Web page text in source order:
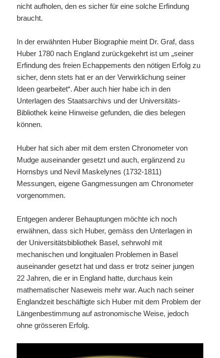
nicht aufholen, den es sicher für eine solche Erfindung
braucht.
In der erwähnten Huber Biographie meint Dr. Graf, dass
Huber 1780 nach England zurückgekehrt ist um „seiner
Erfindung des freien Echappements den nötigen Erfolg zu
sicher, denn stets hat er an der Verwirklichung seiner
Ideen gearbeitet“. Aber auch hier habe ich in den
Unterlagen des Staatsarchivs und der Universitäts-
Bibliothek keine Hinweise gefunden, die dies belegen
können.
Huber hat sich aber mit dem ersten Chronometer von
Mudge auseinander gesetzt und auch, ergänzend zu
Hornsbys und Nevil Maskelynes (1732-1811)
Messungen, eigene Gangmessungen am Chronometer
vorgenommen.
Entgegen anderer Behauptungen möchte ich noch
erwähnen, dass sich Huber, gemäss den Unterlagen in
der Universitätsbibliothek Basel, sehrwohl mit
mechanischen und longitualen Problemen in Basel
auseinander gesetzt hat und dass er trotz seiner jungen
22 Jahren, die er in England hatte, durchaus kein
mathematischer Naseweis mehr war. Auch nach seiner
Englandzeit beschäftigte sich Huber mit dem Problem der
Längenbestimmung auf astronomische Weise, jedoch
ohne grösseren Erfolg.